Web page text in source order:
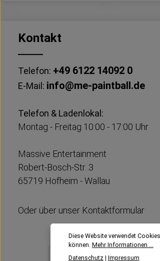
Kontakt
Telefon: +49 6122 14092 0
E-Mail: info@me-paintball.de
Telefon & Ladenlokal:
Montag - Freitag 10:00 - 17:00 Uhr
Massive Entertainment
Robert-Bosch-Str. 3
65719 Hofheim - Wallau
Oder über unser Kontaktformular
Diese Website verwendet
können. Mehr Informationen ...
Datenschutz | Impressum